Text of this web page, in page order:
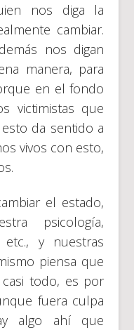
nos diga la
cambiar.
nos digan
manera, para
en el fondo
victimistas que
da sentido a
vivos con esto,
el estado,
psicología,
etc., y nuestras
piensa que
todo, es por
fuera culpa
algo ahí que